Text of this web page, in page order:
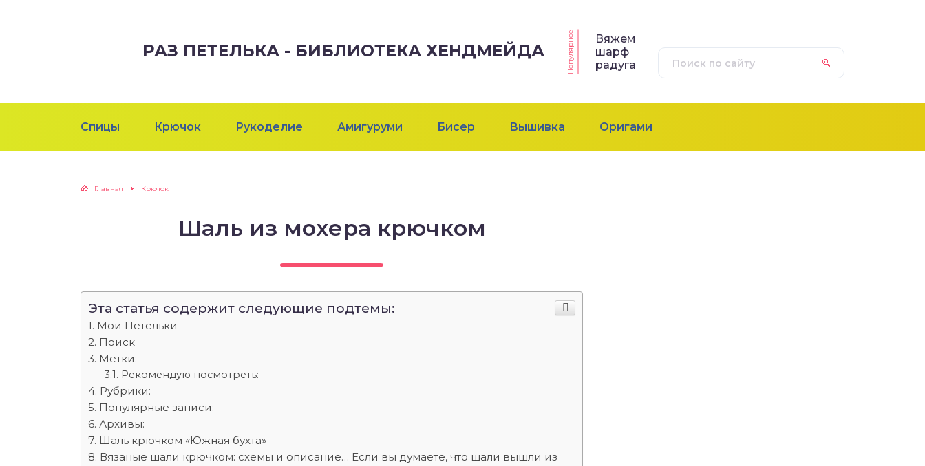
РАЗ ПЕТЕЛЬКА - БИБЛИОТЕКА ХЕНДМЕЙДА Популярное
Вяжем
шарф
радуга
Спицы Крючок Рукоделие Амигуруми Бисер Вышивка Оригами
Главная Крючок
Шаль из мохера крючком
Эта статья содержит следующие подтемы:
Мои Петельки
Поиск
Метки:
Рекомендую посмотреть:
Рубрики:
Популярные записи:
Архивы:
Шаль крючком «Южная бухта»
Вязаные шали крючком: схемы и описание… Если вы думаете, что шали вышли из